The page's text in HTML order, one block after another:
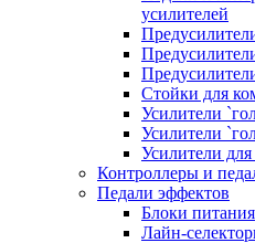
усилителей
Стойки для
Усилители
Усилители
Усилители
Контроллеры и
Педали эффектов
Блоки питания
Лайн-